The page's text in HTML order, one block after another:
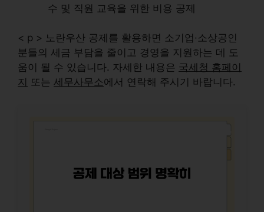
수 및 직원 교육을 위한 비용 공제
< p > 노란우산 공제를 활용하면 소기업·소상공인
분들의 세금 부담을 줄이고 경영을 지원하는 데 도
움이 될 수 있습니다. 자세한 내용은 국세청 홈페이
지
또는 세무사무소에서 연락해 주시기 바랍니다.